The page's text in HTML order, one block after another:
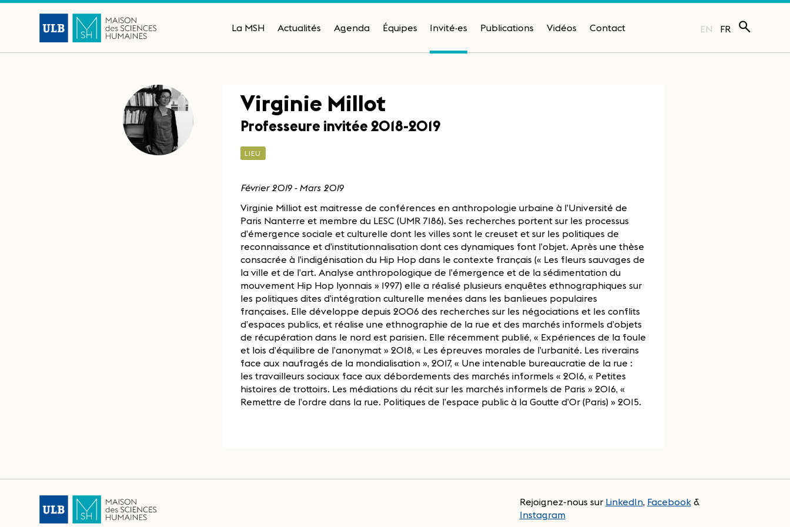
La MSH Actualités Agenda Équipes Invité·es Publications Vidéos Contact EN FR
Virginie Millot
Professeure invitée 2018-2019
LIEU
Février 2019 - Mars 2019
Virginie Milliot est maitresse de conférences en anthropologie urbaine à l’Université de
Paris Nanterre et membre du LESC (UMR 7186). Ses recherches portent sur les processus
d’émergence sociale et culturelle dont les villes sont le creuset et sur les politiques de
reconnaissance et d’institutionnalisation dont ces dynamiques font l’objet. Après une thèse
consacrée à l’indigénisation du Hip Hop dans le contexte français (« Les fleurs sauvages de
la ville et de l’art. Analyse anthropologique de l’émergence et de la sédimentation du
mouvement Hip Hop lyonnais » 1997) elle a réalisé plusieurs enquêtes ethnographiques sur
les politiques dites d’intégration culturelle menées dans les banlieues populaires
françaises. Elle développe depuis 2006 des recherches sur les négociations et les conflits
d’espaces publics, et réalise une ethnographie de la rue et des marchés informels d’objets
de récupération dans le nord est parisien. Elle récemment publié, « Expériences de la foule
et lois d’équilibre de l’anonymat » 2018, « Les épreuves morales de l’urbanité. Les riverains
face aux naufragés de la mondialisation », 2017, « Une intenable bureaucratie de la rue :
les travailleurs sociaux face aux débordements des marchés informels « 2016, « Petites
histoires de trottoirs. Les médiations du récit sur les marchés informels de Paris » 2016, «
Remettre de l’ordre dans la rue. Politiques de l’espace public à la Goutte d’Or (Paris) » 2015.
Rejoignez-nous sur LinkedIn, Facebook &
Instagram